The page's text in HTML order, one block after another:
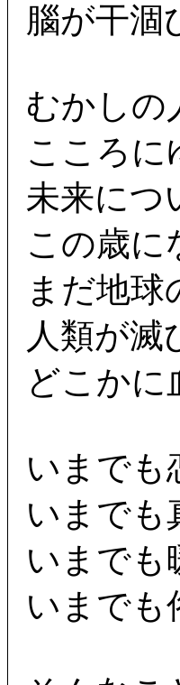
腦が干涸
むかしの
こころに
未来につ
この歳に
まだ地
人類が
どこか
いまでも
いまでも
いまでも
いまでも